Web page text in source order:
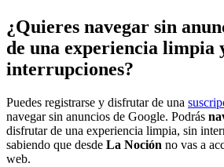
¿Quieres navegar sin
de una experiencia limpia
interrupciones?
Puedes registrarse y disfrutar de una
navegar sin anuncios de Google. Podrás
disfrutar de una experiencia limpia, sin
sabiendo que desde La Noción no vas a
web.